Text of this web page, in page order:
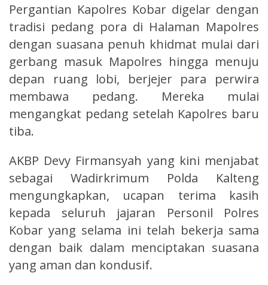
Pergantian Kapolres Kobar digelar dengan
tradisi pedang pora di Halaman Mapolres
dengan suasana penuh khidmat mulai dari
gerbang masuk Mapolres hingga menuju
depan ruang lobi, berjejer para perwira
membawa pedang. Mereka mulai
mengangkat pedang setelah Kapolres baru
tiba.
AKBP Devy Firmansyah yang kini menjabat
sebagai Wadirkrimum Polda Kalteng
mengungkapkan, ucapan terima kasih
kepada seluruh jajaran Personil Polres
Kobar yang selama ini telah bekerja sama
dengan baik dalam menciptakan suasana
yang aman dan kondusif.